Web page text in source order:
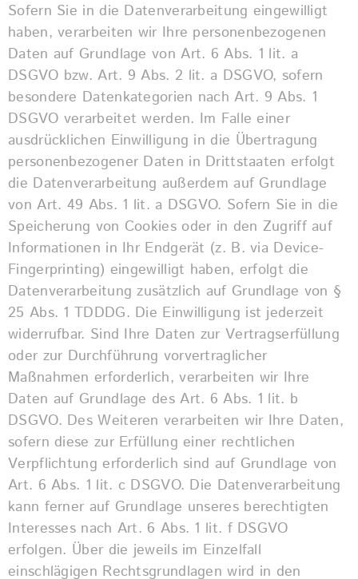
Sofern Sie in die Datenverarbeitung eingewilligt
haben, verarbeiten wir Ihre personenbezogenen
Daten auf Grundlage von Art. 6 Abs. 1 lit. a
DSGVO bzw. Art. 9 Abs. 2 lit. a DSGVO, sofern
besondere Datenkategorien nach Art. 9 Abs. 1
DSGVO verarbeitet werden. Im Falle einer
ausdrücklichen Einwilligung in die Übertragung
personenbezogener Daten in Drittstaaten erfolgt
die Datenverarbeitung außerdem auf Grundlage
von Art. 49 Abs. 1 lit. a DSGVO. Sofern Sie in die
Speicherung von Cookies oder in den Zugriff auf
Informationen in Ihr Endgerät (z. B. via Device-
Fingerprinting) eingewilligt haben, erfolgt die
Datenverarbeitung zusätzlich auf Grundlage von §
25 Abs. 1 TDDDG. Die Einwilligung ist jederzeit
widerrufbar. Sind Ihre Daten zur Vertragserfüllung
oder zur Durchführung vorvertraglicher
Maßnahmen erforderlich, verarbeiten wir Ihre
Daten auf Grundlage des Art. 6 Abs. 1 lit. b
DSGVO. Des Weiteren verarbeiten wir Ihre Daten,
sofern diese zur Erfüllung einer rechtlichen
Verpflichtung erforderlich sind auf Grundlage von
Art. 6 Abs. 1 lit. c DSGVO. Die Datenverarbeitung
kann ferner auf Grundlage unseres berechtigten
Interesses nach Art. 6 Abs. 1 lit. f DSGVO
erfolgen. Über die jeweils im Einzelfall
einschlägigen Rechtsgrundlagen wird in den